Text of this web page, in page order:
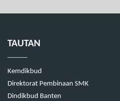
TAUTAN
Kemdikbud
Direktorat Pembinaan SMK
Dindikbud Banten